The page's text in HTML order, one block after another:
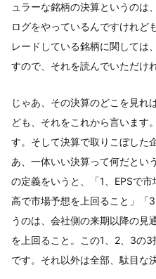
ュラーな銘柄の決算というのは
ログをやっているんですけれど
レードしている銘柄に関しては
すので、それを読んでいただけ
じゃあ、その決算のどこを見れ
ども、それをこれから言います
す。そして決算で取りこぼした
あ、一体いい決算って何だとい
の定義をいうと、「1、EPSで
高で市場予想を上回ること」「
うのは、会社側の来期以降の見
を上回ること。この1、2、3の
です。それ以外は全部、駄目な